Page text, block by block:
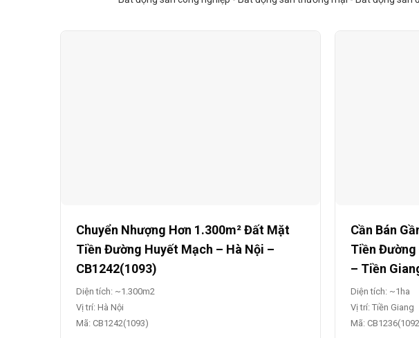
Chuyển Nhượng Hơn 1.300m² Đất Mặt
Tiền Đường Huyết Mạch – Hà Nội –
CB1242(1093)
Diện tích: ~1.300m2
Vị trí: Hà Nội
Mã: CB1242(1093)
Cần Bán
Tiền Đường
– Tiền
Diện tích: ~1ha
Vị trí: Tiền Giang
Mã: